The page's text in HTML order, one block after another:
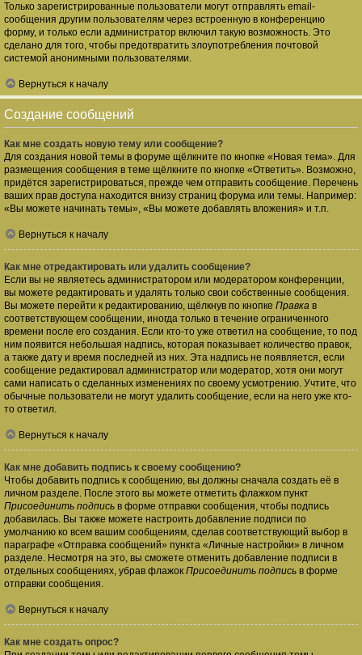
Только зарегистрированные пользователи могут отправлять email-
сообщения другим пользователям через встроенную в конференцию
форму, и только если администратор включил такую возможность. Это
сделано для того, чтобы предотвратить злоупотребления почтовой
системой анонимными пользователями.
Вернуться к началу
Создание сообщений
Как мне создать новую тему или сообщение?
Для создания новой темы в форуме щёлкните по кнопке «Новая тема». Для
размещения сообщения в теме щёлкните по кнопке «Ответить». Возможно,
придётся зарегистрироваться, прежде чем отправить сообщение. Перечень
ваших прав доступа находится внизу страниц форума или темы. Например:
«Вы можете начинать темы», «Вы можете добавлять вложения» и т.п.
Вернуться к началу
Как мне отредактировать или удалить сообщение?
Если вы не являетесь администратором или модератором конференции,
вы можете редактировать и удалять только свои собственные сообщения.
Вы можете перейти к редактированию, щёлкнув по кнопке Правка в
соответствующем сообщении, иногда только в течение ограниченного
времени после его создания. Если кто-то уже ответил на сообщение, то под
ним появится небольшая надпись, которая показывает количество правок,
а также дату и время последней из них. Эта надпись не появляется, если
сообщение редактировал администратор или модератор, хотя они могут
сами написать о сделанных изменениях по своему усмотрению. Учтите, что
обычные пользователи не могут удалить сообщение, если на него уже кто-
то ответил.
Вернуться к началу
Как мне добавить подпись к своему сообщению?
Чтобы добавить подпись к сообщению, вы должны сначала создать её в
личном разделе. После этого вы можете отметить флажком пункт
Присоединить подпись в форме отправки сообщения, чтобы подпись
добавилась. Вы также можете настроить добавление подписи по
умолчанию ко всем вашим сообщениям, сделав соответствующий выбор в
параграфе «Отправка сообщений» пункта «Личные настройки» в личном
разделе. Несмотря на это, вы сможете отменить добавление подписи в
отдельных сообщениях, убрав флажок Присоединить подпись в форме
отправки сообщения.
Вернуться к началу
Как мне создать опрос?